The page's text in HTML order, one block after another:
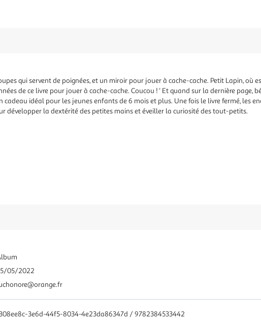
qui servent de poignées, et un miroir pour jouer à cache-cache. Petit Lapin, où
de ce livre pour jouer à cache-cache. Coucou ! ' Et quand sur la dernière page,
idéal pour les jeunes enfants de 6 mois et plus. Une fois le livre fermé, les
développer la dextérité des petites mains et éveiller la curiosité des tout-petits.
05/2022
3e6d-44f5-8034-4e23da86347d / 9782384533442